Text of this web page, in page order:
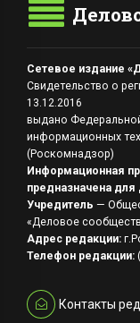
Сетевое издание
Свидетельство о
13.12.2016
выдано
информационных
(Роскомнадзор)
Информационная
предназначена для
Учредитель —
«Деловое
Адрес редакции:
Телефон редакции:
Контакты